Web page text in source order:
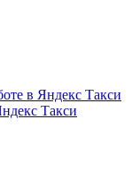
в Яндекс Такси
Такси